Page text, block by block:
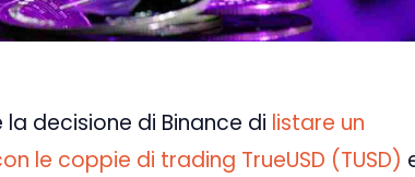
decisione di Binance di listare un
le coppie di trading TrueUSD (TUSD)